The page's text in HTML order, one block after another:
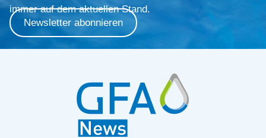
immer auf dem aktuellen Stand.
Newsletter abonnieren